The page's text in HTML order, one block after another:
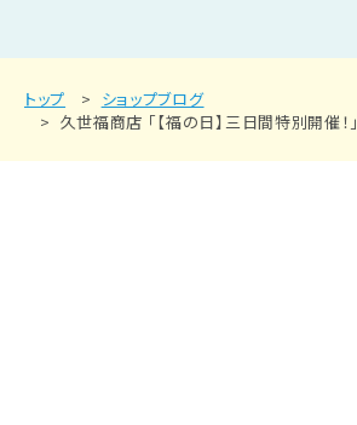
トップ
ショップブログ
久世福商店 「【福の日】三日間特別開催！」